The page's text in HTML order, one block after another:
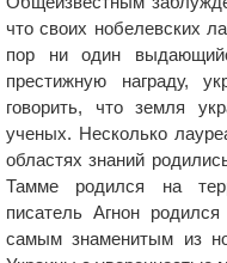
что своих нобелевских
пор ни один
престижную награду,
говорить, что земля
ученых. Несколько
областях знаний
Тамме родился на
писатель Агнон
самым знаменитым из